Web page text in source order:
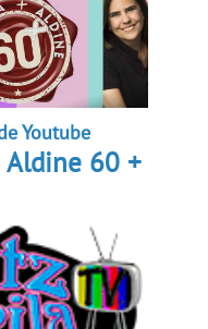
Youtube
Aldine 60 +